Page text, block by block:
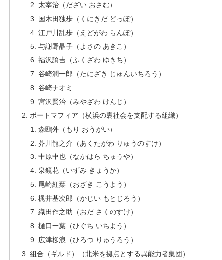
太宰治（だざい おさむ）
国木田独歩（くにきだ どっぽ）
江戸川乱歩（えどがわ らんぽ）
与謝野晶子（よさの あきこ）
福沢諭吉（ふくざわ ゆきち）
谷崎潤一郎（たにざき じゅんいちろう）
谷崎ナオミ
宮沢賢治（みやざわ けんじ）
ポートマフィア（横浜の裏社会を支配する組織）
森鴎外（もり おうがい）
芥川龍之介（あくたがわ りゅうのすけ）
中原中也（なかはら ちゅうや）
泉鏡花（いずみ きょうか）
尾崎紅葉（おざき こうよう）
梶井基次郎（かじい もとじろう）
織田作之助（おだ さくのすけ）
樋口一葉（ひぐち いちよう）
広津柳浪（ひろつ りゅうろう）
組合（ギルド）（北米を拠点とする異能力者集団）